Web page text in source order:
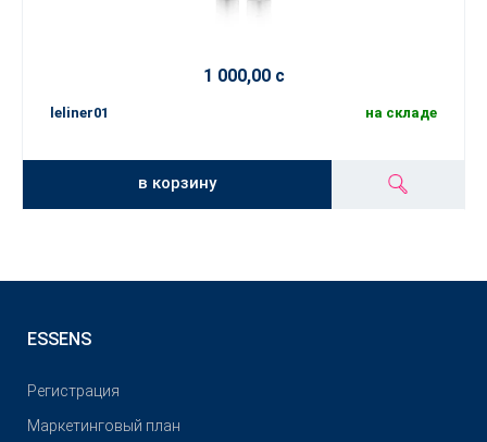
1 000,00 с
leliner01 на складе
в корзину
ESSENS
Pегистрация
Маркетинговый план